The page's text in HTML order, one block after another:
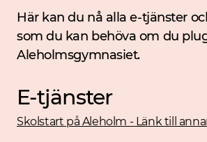
Här kan du nå alla e-tjänster
som du kan behöva om du
Aleholmsgymnasiet.
E-tjänster
Skolstart på Aleholm - Länk till